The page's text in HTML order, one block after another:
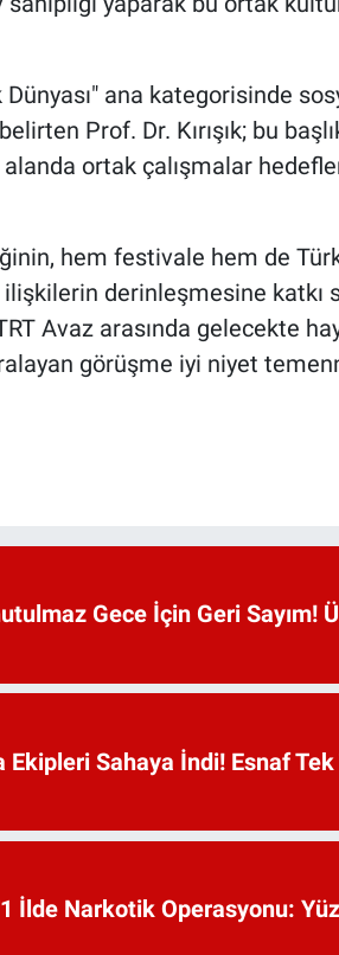
ana kategorisinde
Prof. Dr. Kırışık; bu
ortak çalışmalar
hem festivale hem de
derinleşmesine katkı
Avaz arasında gelecekte
görüşme iyi niyet
Gece İçin Geri Sayım!
Ekipleri Sahaya İndi! Esnaf
İlde Narkotik Operasyonu: